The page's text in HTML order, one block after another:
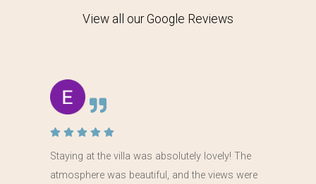
View all our Google Reviews
Staying at the villa was absolutely lovely! The
atmosphere was beautiful, and the views were